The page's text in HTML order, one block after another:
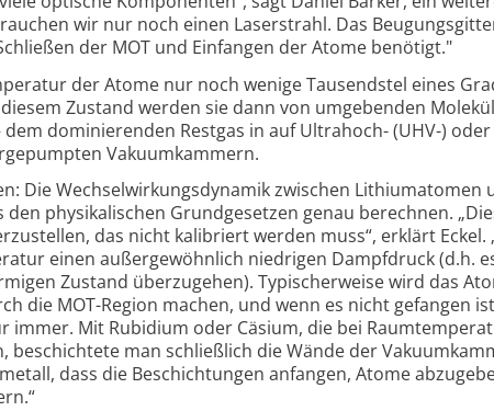
wir nur noch einen Laser­strahl. Das
der MOT und Einfangen der Atome benötigt."
der Atome nur noch wenige Tausend­stel eines
Zustand werden sie dann von umgebenden
domi­nierenden Restgas in auf Ultrahoch- (UHV-)
Vakuum­kammern.
Die Wechsel­wirkungs­dynamik zwischen
den physika­lischen Grund­gesetzen genau berechnen.
das nicht kali­briert werden muss“, erklärt Eckel.
einen außer­gewöhnlich niedrigen Dampf­druck (d.h.
Zustand überzugehen). Typischer­weise wird das
die MOT-Region machen, und wenn es nicht gefangen
immer. Mit Rubi­dium oder Cäsium, die bei
beschichtete man schließlich die Wände der
dass die Beschich­tungen anfangen, Atome